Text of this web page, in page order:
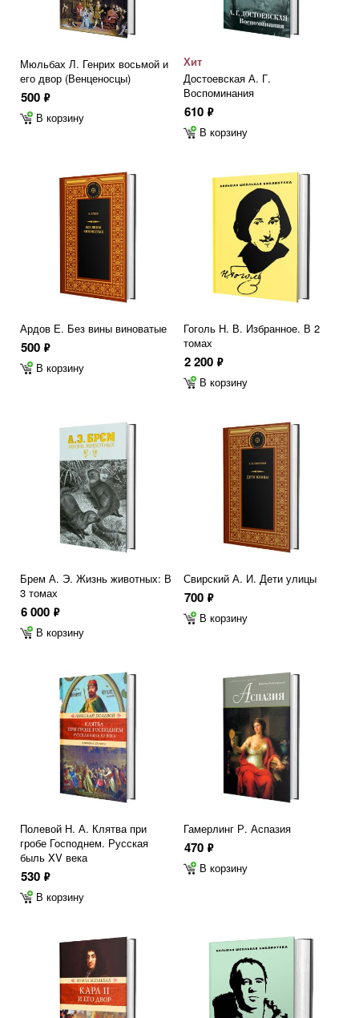
Мюльбах Л. Генрих восьмой и
его двор (Венценосцы)
500 ф
В корзину
Хит
Достоевская А. Г.
Воспоминания
610 ф
В корзину
Ардов Е. Без вины виноватые
500 ф
В корзину
Гоголь Н. В. Избранное. В 2
томах
2 200 ф
В корзину
Брем А. Э. Жизнь животных: В
3 томах
6 000 ф
В корзину
Свирский А. И. Дети улицы
700 ф
В корзину
Полевой Н. А. Клятва при
гробе Господнем. Русская
быль XV века
530 ф
В корзину
Гамерлинг Р. Аспазия
470 ф
В корзину